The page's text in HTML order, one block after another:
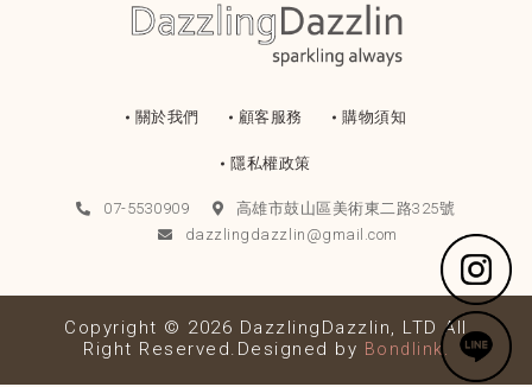
關於我們 顧客服務 購物須知
隱私權政策
07-5530909
高雄市鼓山區美術東二路325號
dazzlingdazzlin@gmail.com
Copyright © 2026 DazzlingDazzlin, LTD All
Right Reserved.Designed by Bondlink.